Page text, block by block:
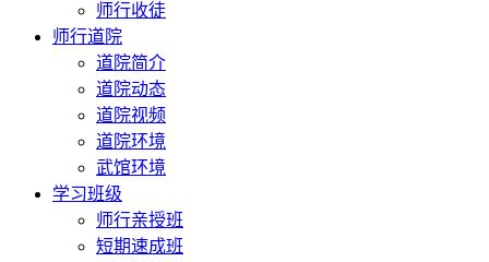
师行收徒
师行道院
道院简介
道院动态
道院视频
道院环境
武馆环境
学习班级
师行亲授班
短期速成班